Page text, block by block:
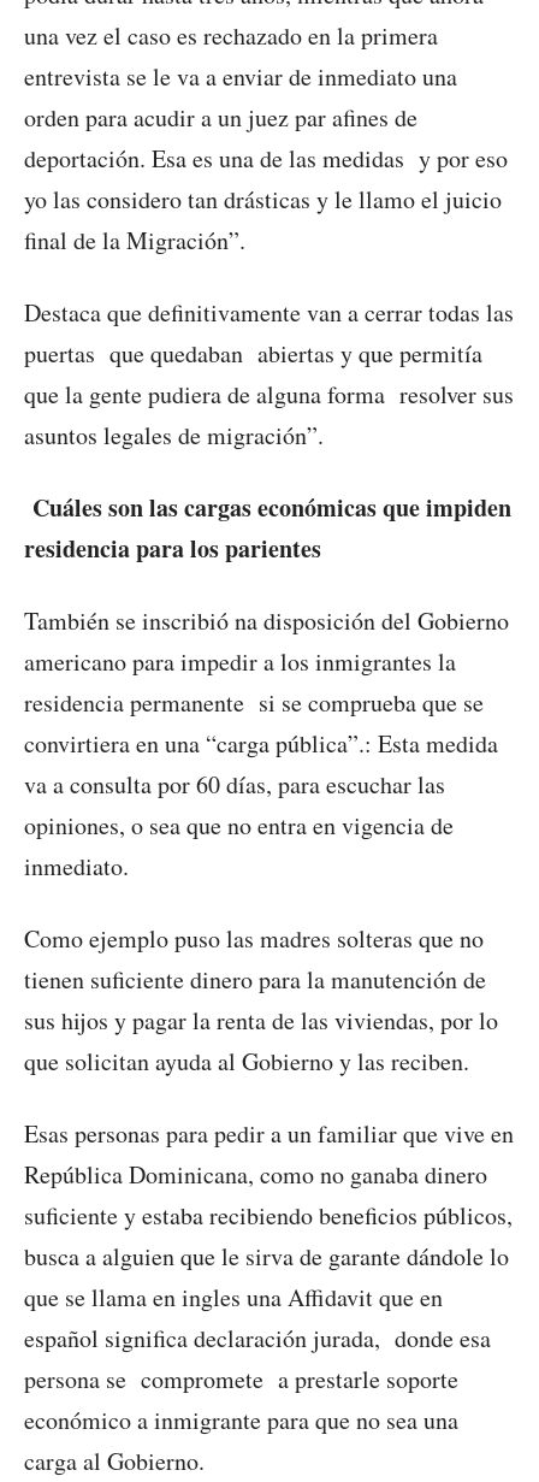
una vez el caso es rechazado en la primera
entrevista se le va a enviar de inmediato una
orden para acudir a un juez par afines de
deportación. Esa es una de las medidas y por eso
yo las considero tan drásticas y le llamo el juicio
final de la Migración”.
Destaca que definitivamente van a cerrar todas las
puertas que quedaban abiertas y que permitía
que la gente pudiera de alguna forma resolver sus
asuntos legales de migración”.
Cuáles son las cargas económicas que impiden
residencia para los parientes
También se inscribió na disposición del Gobierno
americano para impedir a los inmigrantes la
residencia permanente si se comprueba que se
convirtiera en una “carga pública”.: Esta medida
va a consulta por 60 días, para escuchar las
opiniones, o sea que no entra en vigencia de
inmediato.
Como ejemplo puso las madres solteras que no
tienen suficiente dinero para la manutención de
sus hijos y pagar la renta de las viviendas, por lo
que solicitan ayuda al Gobierno y las reciben.
Esas personas para pedir a un familiar que vive en
República Dominicana, como no ganaba dinero
suficiente y estaba recibiendo beneficios públicos,
busca a alguien que le sirva de garante dándole lo
que se llama en ingles una Affidavit que en
español significa declaración jurada, donde esa
persona se compromete a prestarle soporte
económico a inmigrante para que no sea una
carga al Gobierno.